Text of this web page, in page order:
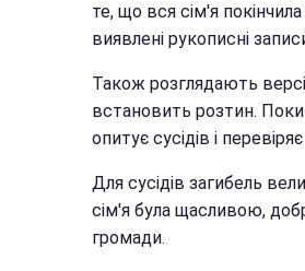
те, що вся сім'я
виявлені рукописні
Також розглядають
встановить розтин. Поки
опитує сусідів і
Для сусідів загибель
сім'я була щасливою,
громади.